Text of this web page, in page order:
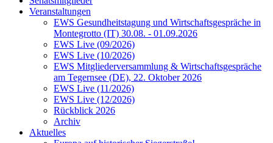
Veranstaltungen
EWS Gesundheitstagung und Wirtschaftsgespräche in
Montegrotto (IT) 30.08. - 01.09.2026
EWS Live (09/2026)
EWS Live (10/2026)
EWS Mitgliederversammlung & Wirtschaftsgespräche
am Tegernsee (DE), 22. Oktober 2026
EWS Live (11/2026)
EWS Live (12/2026)
Rückblick 2026
Archiv
Aktuelles